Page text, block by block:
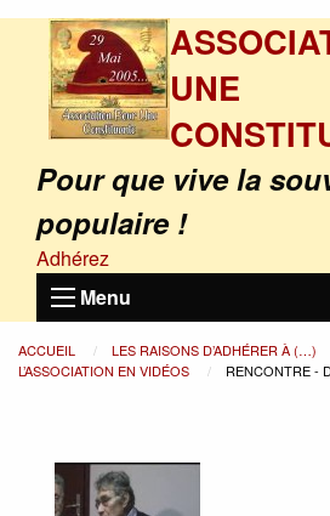
UNE
Pour que vive la
populaire !
Adhérez
Menu
ACCUEIL
LES RAISONS D’ADHÉRER À (…)
L’ASSOCIATION EN VIDÉOS
RENCONTRE -